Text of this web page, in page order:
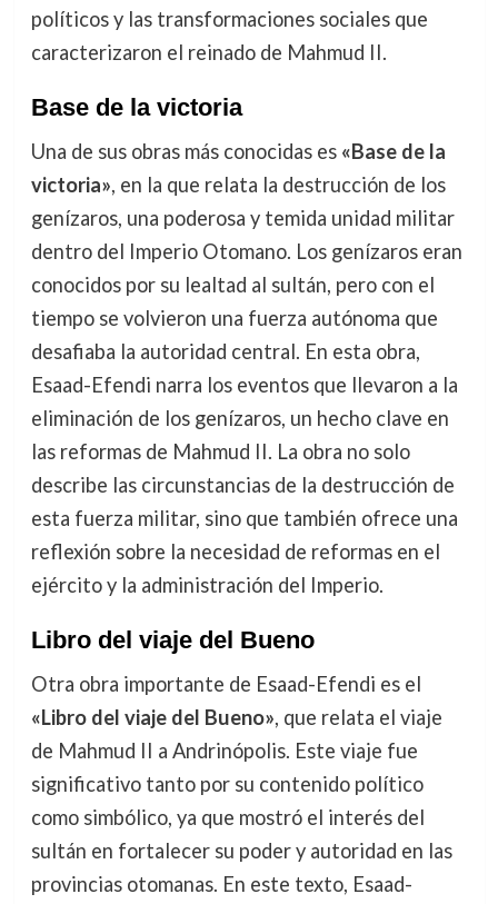
políticos y las transformaciones sociales que
caracterizaron el reinado de Mahmud II.
Base de la victoria
Una de sus obras más conocidas es «Base de la
victoria», en la que relata la destrucción de los
genízaros, una poderosa y temida unidad militar
dentro del Imperio Otomano. Los genízaros eran
conocidos por su lealtad al sultán, pero con el
tiempo se volvieron una fuerza autónoma que
desafiaba la autoridad central. En esta obra,
Esaad-Efendi narra los eventos que llevaron a la
eliminación de los genízaros, un hecho clave en
las reformas de Mahmud II. La obra no solo
describe las circunstancias de la destrucción de
esta fuerza militar, sino que también ofrece una
reflexión sobre la necesidad de reformas en el
ejército y la administración del Imperio.
Libro del viaje del Bueno
Otra obra importante de Esaad-Efendi es el
«Libro del viaje del Bueno», que relata el viaje
de Mahmud II a Andrinópolis. Este viaje fue
significativo tanto por su contenido político
como simbólico, ya que mostró el interés del
sultán en fortalecer su poder y autoridad en las
provincias otomanas. En este texto, Esaad-